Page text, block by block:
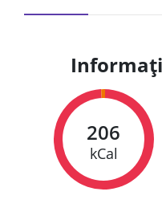
206
kCal